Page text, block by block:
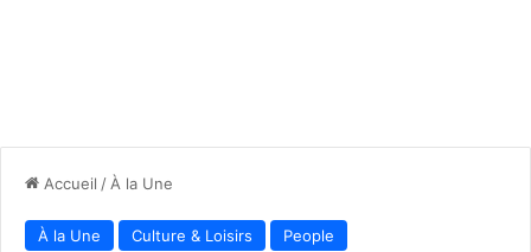
Accueil / À la Une
À la Une Culture & Loisirs People